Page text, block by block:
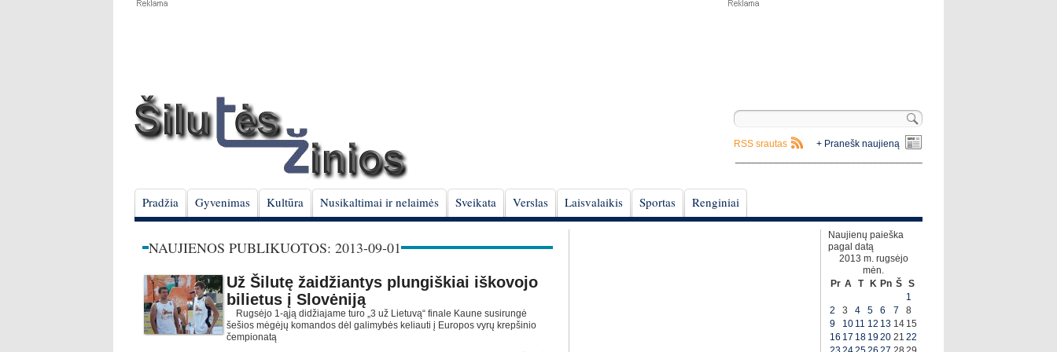
+ Pranešk naujieną
RSS srautas
Pradžia Gyvenimas Kultūra Nusikaltimai ir nelaimės Sveikata Verslas Laisvalaikis Sportas Renginiai
NAUJIENOS PUBLIKUOTOS: 2013-09-01
Už Šilutę žaidžiantys plungiškiai iškovojo
bilietus į Slovėniją
Rugsėjo 1-ąją didžiajame turo „3 už Lietuvą“ finale Kaune susirungė
šešios mėgėjų komandos dėl galimybės keliauti į Europos vyrų krepšinio
čempionatą
Naujienų paieška
pagal datą
2013 m. rugsėjo
mėn.
Pr A T K Pn Š S
1
2
3 4 5 6 7
8
9
10 11 12 13 14 15
16 17 18 1920 21 22